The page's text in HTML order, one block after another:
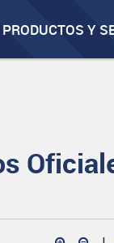
PRODUCTOS Y